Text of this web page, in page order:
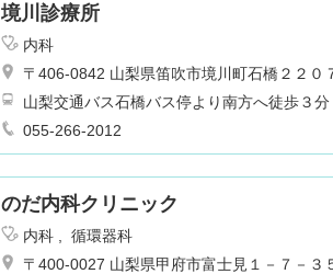
境川診療所
内科
〒406-0842 山梨県笛吹市境川町石橋２２０
山梨交通バス石橋バス停より南方へ徒歩３分
055-266-2012
のだ内科クリニック
内科
循環器科
〒400-0027 山梨県甲府市富士見１－７－３